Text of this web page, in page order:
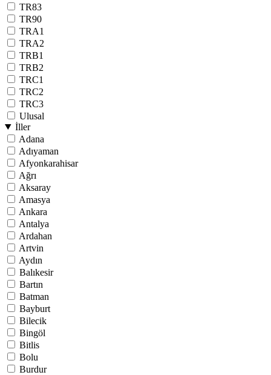
TR83
TR90
TRA1
TRA2
TRB1
TRB2
TRC1
TRC2
TRC3
Ulusal
İller
Adana
Adıyaman
Afyonkarahisar
Ağrı
Aksaray
Amasya
Ankara
Antalya
Ardahan
Artvin
Aydın
Balıkesir
Bartın
Batman
Bayburt
Bilecik
Bingöl
Bitlis
Bolu
Burdur